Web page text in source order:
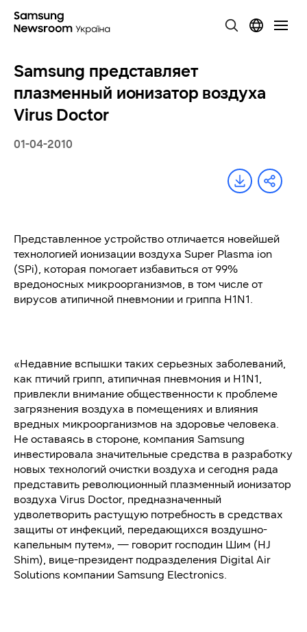
Samsung представляет
плазменный ионизатор воздуха
Virus Doctor
01-04-2010
Представленное устройство отличается новейшей
технологией ионизации воздуха Super Plasma ion
(SPi), которая помогает избавиться от 99%
вредоносных микроорганизмов, в том числе от
вирусов атипичной пневмонии и гриппа H1N1.
«Недавние вспышки таких серьезных заболеваний,
как птичий грипп, атипичная пневмония и H1N1,
привлекли внимание общественности к проблеме
загрязнения воздуха в помещениях и влияния
вредных микроорганизмов на здоровье человека.
Не оставаясь в стороне, компания Samsung
инвестировала значительные средства в разработку
новых технологий очистки воздуха и сегодня рада
представить революционный плазменный ионизатор
воздуха Virus Doctor, предназначенный
удволетворить растущую потребность в средствах
защиты от инфекций, передающихся воздушно-
капельным путем», — говорит господин Шим (HJ
Shim), вице-президент подразделения Digital Air
Solutions компании Samsung Electronics.